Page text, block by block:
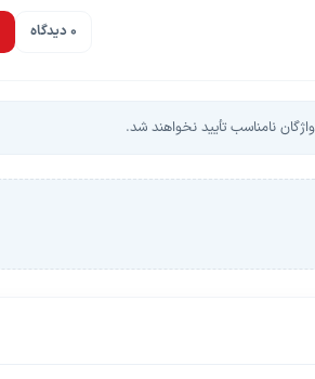
0 دیدگاه
نامناسب تأیید نخواهند شد.